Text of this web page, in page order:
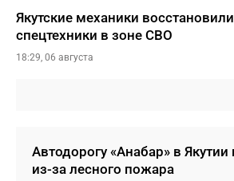
Якутские механики
спецтехники в зоне СВО
18:29, 06 августа
Автодорогу «Анабар» в
из-за лесного пожара